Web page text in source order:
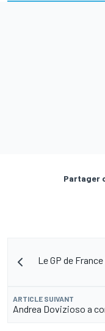
Partager
Le GP de
ARTICLE SUIVANT
Andrea Dovizioso a